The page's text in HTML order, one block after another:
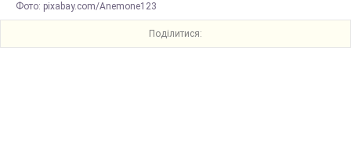
Фото: pixabay.com/Anemone123
Поділитися: